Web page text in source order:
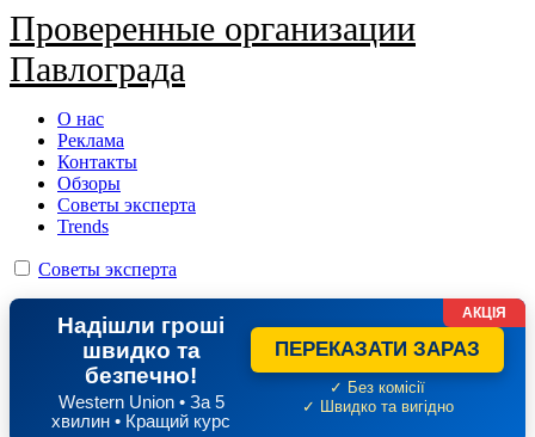
Проверенные организации
Павлограда
О нас
Реклама
Контакты
Обзоры
Советы эксперта
Trends
Советы эксперта
Надішли гроші
швидко та
безпечно!
Western Union • За 5
хвилин • Кращий курс
ПЕРЕКАЗАТИ ЗАРАЗ
✓ Без комісії
✓ Швидко та вигідно
АКЦІЯ